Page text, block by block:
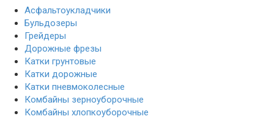
Асфальтоукладчики
Бульдозеры
Грейдеры
Дорожные фрезы
Катки грунтовые
Катки дорожные
Катки пневмоколесные
Комбайны зерноуборочные
Комбайны хлопкоуборочные